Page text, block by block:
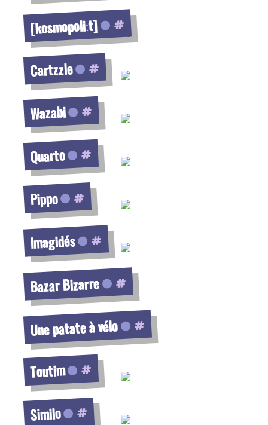
[kosmopoliːt]
Cartzzle
Wazabi
Voir la fiche
Quarto
Pippo
Imagidés
Bazar Bizarre
Une patate à vélo
Toutim
Voir la fiche
Similo
Voir la fiche